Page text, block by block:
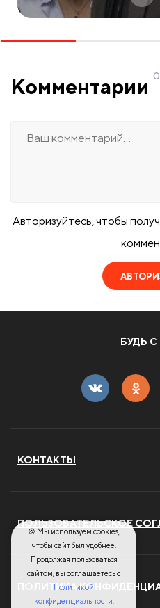
Комментарии 0
Авторизуйтесь, чтобы
БУДЬ
КОНТАКТЫ
ПОЛЬЗОВАТЕЛЬСКОЕ
ПОЛИТИКА
🍪 Мы используем cookies,
чтобы сайт был удобнее.
Продолжая пользоваться
сайтом, вы соглашаетесь с
Политикой
конфиденциальности.